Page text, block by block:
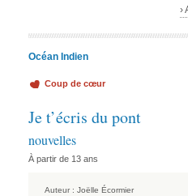
›
Océan Indien
Coup de cœur
Je t’écris du pont
nouvelles
À partir de 13 ans
Auteur : Joëlle Écormier